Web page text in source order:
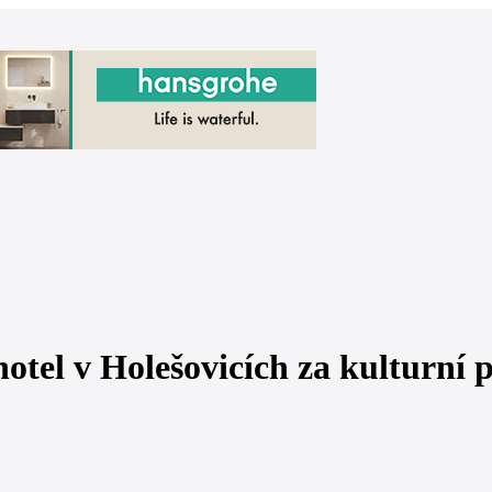
v Holešovicích za kulturní